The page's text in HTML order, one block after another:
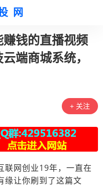
网
钱的直播视频
端商城系统，
+ 关注
联网创业19年，一直在
缘让你刷到了这篇文